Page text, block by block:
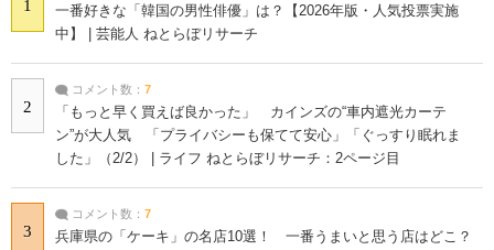
1
一番好きな「韓国の男性俳優」は？【2026年版・人気投票実施
中】 | 芸能人 ねとらぼリサーチ
2
コメント数： 7
「もっと早く買えば良かった」 カインズの“車内遮光カーテ
ン”が大人気 「プライバシーも保てて安心」「ぐっすり眠れま
した」（2/2） | ライフ ねとらぼリサーチ：2ページ目
3
コメント数： 7
兵庫県の「ケーキ」の名店10選！ 一番うまいと思う店はどこ？